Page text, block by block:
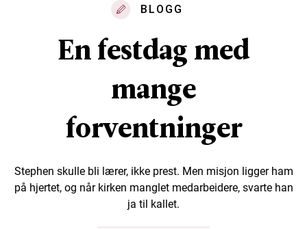
BLOGG
En festdag med
mange
forventninger
Stephen skulle bli lærer, ikke prest. Men misjon ligger ham
på hjertet, og når kirken manglet medarbeidere, svarte han
ja til kallet.